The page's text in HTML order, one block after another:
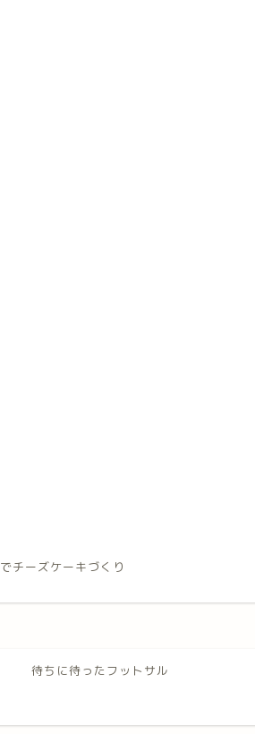
チーズケーキづくり
待ちに待ったフットサル